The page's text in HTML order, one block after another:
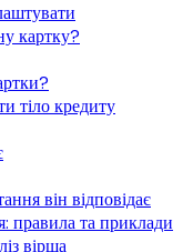
картку?
тіло кредиту
він відповідає
правила та приклади
вірша